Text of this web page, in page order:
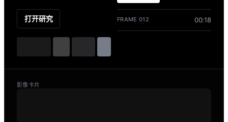
打开研究 FRAME 012 00:18
影像卡片